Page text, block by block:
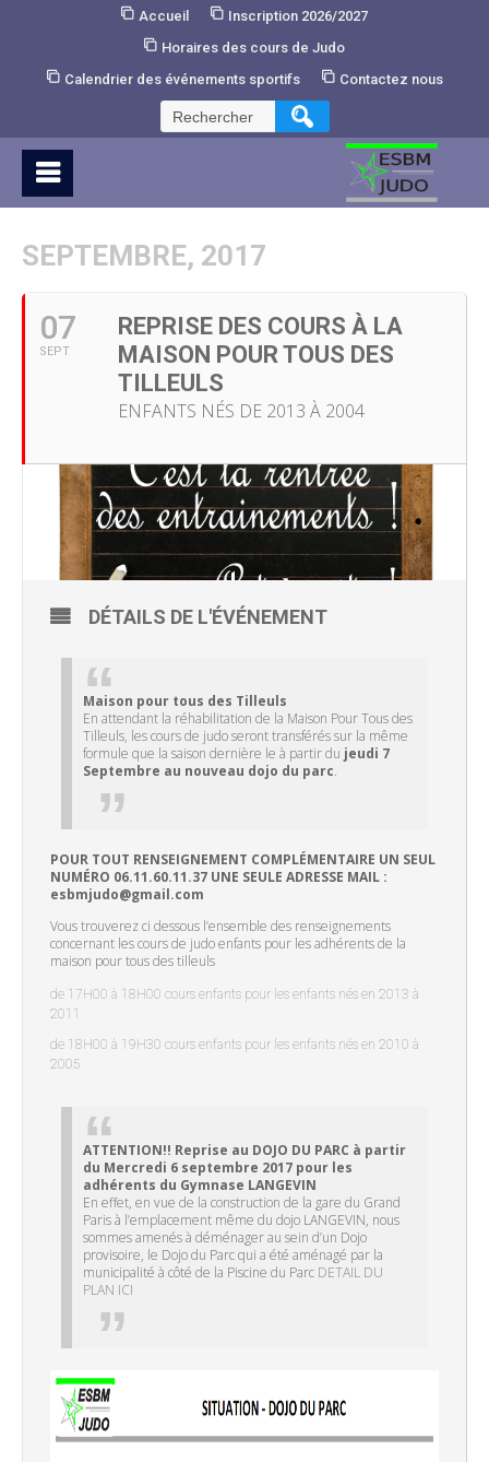
Accueil
Inscription 2026/2027
Horaires des cours de Judo
Calendrier des événements sportifs
Contactez nous
Rechercher :
SEPTEMBRE, 2017
07
SEPT
REPRISE DES COURS À LA
MAISON POUR TOUS DES
TILLEULS
ENFANTS NÉS DE 2013 À 2004
DÉTAILS DE L'ÉVÉNEMENT
Maison pour tous des Tilleuls
En attendant la réhabilitation de la Maison Pour Tous des
Tilleuls, les cours de judo seront transférés sur la même
formule que la saison dernière le à partir du jeudi 7
Septembre au nouveau dojo du parc.
POUR TOUT RENSEIGNEMENT COMPLÉMENTAIRE UN SEUL
NUMÉRO 06.11.60.11.37 UNE SEULE ADRESSE MAIL :
esbmjudo@gmail.com
Vous trouverez ci dessous l’ensemble des renseignements
concernant les cours de judo enfants pour les adhérents de la
maison pour tous des tilleuls
de 17H00 à 18H00 cours enfants pour les enfants nés en 2013 à
2011
de 18H00 à 19H30 cours enfants pour les enfants nés en 2010 à
2005
ATTENTION!! Reprise au DOJO DU PARC à partir
du Mercredi 6 septembre 2017 pour les
adhérents du Gymnase LANGEVIN
En effet, en vue de la construction de la gare du Grand
Paris à l’emplacement même du dojo LANGEVIN, nous
sommes amenés à déménager au sein d’un Dojo
provisoire, le Dojo du Parc qui a été aménagé par la
municipalité à côté de la Piscine du Parc DETAIL DU
PLAN ICI